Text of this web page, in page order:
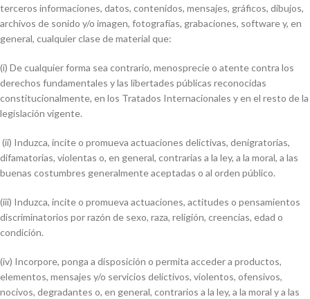
terceros informaciones, datos, contenidos, mensajes, gráficos, dibujos,
archivos de sonido y/o imagen, fotografías, grabaciones, software y, en
general, cualquier clase de material que:
(i) De cualquier forma sea contrario, menosprecie o atente contra los
derechos fundamentales y las libertades públicas reconocidas
constitucionalmente, en los Tratados Internacionales y en el resto de la
legislación vigente.
(ii) Induzca, incite o promueva actuaciones delictivas, denigratorias,
difamatorias, violentas o, en general, contrarias a la ley, a la moral, a las
buenas costumbres generalmente aceptadas o al orden público.
(iii) Induzca, incite o promueva actuaciones, actitudes o pensamientos
discriminatorios por razón de sexo, raza, religión, creencias, edad o
condición.
(iv) Incorpore, ponga a disposición o permita acceder a productos,
elementos, mensajes y/o servicios delictivos, violentos, ofensivos,
nocivos, degradantes o, en general, contrarios a la ley, a la moral y a las